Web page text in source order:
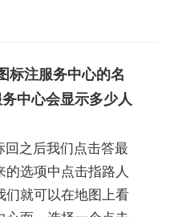
标注服务中心的名
中心会显示多少人
之后我们点击答最
选项中点击指路人
们就可以在地图上看